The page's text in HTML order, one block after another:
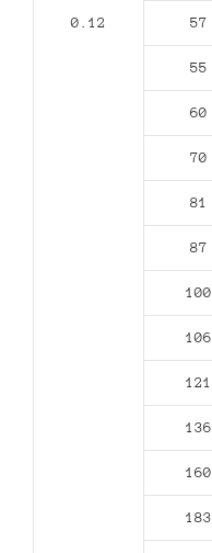
0.12 57
55
60
70
81
87
100
106
121
136
160
183